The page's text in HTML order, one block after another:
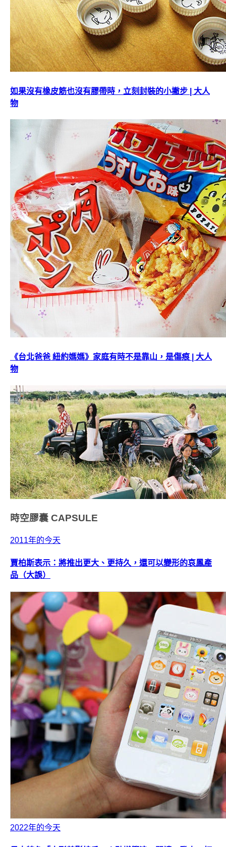
如果沒有橡皮筋也沒有膠帶時，立刻封裝的小撇步 | 大人
物
《台北爸爸 紐約媽媽》家庭有時不是靠山，是傷痕 | 大人
物
時空膠囊 CAPSULE
2011年的今天
賈柏斯表示：將推出更大、更持久，還可以變形的哀鳳產
品（大誤）
2022年的今天